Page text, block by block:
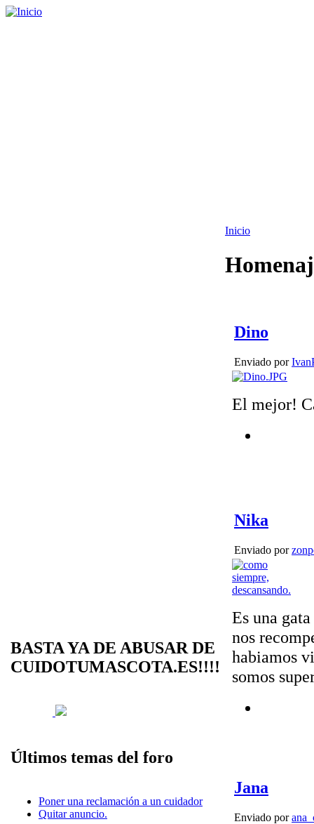
BASTA YA DE ABUSAR DE
CUIDOTUMASCOTA.ES!!!!
Últimos temas del foro
Poner una reclamación a un cuidador
Quitar anuncio.
Inicio
Dino
Enviado por
El mejor!
Nika
Enviado por
Es una
nos
habiamos
somos
Jana
Enviado por